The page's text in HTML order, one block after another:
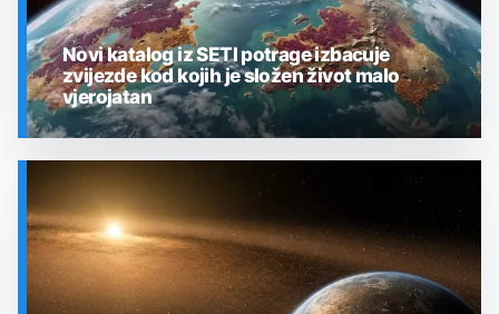
SVEMIR
Novi katalog iz SETI potrage izbacuje
zvijezde kod kojih je složen život malo
vjerojatan